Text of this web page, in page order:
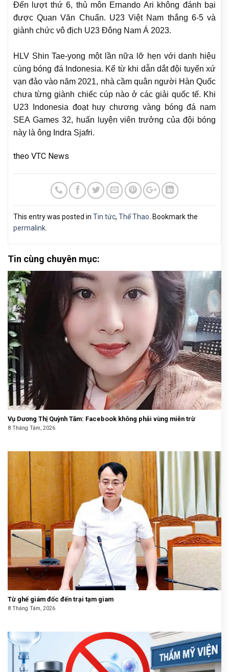
Đến lượt thứ 6, thủ môn Ernando Ari không đánh bại
được Quan Văn Chuẩn. U23 Việt Nam thắng 6-5 và
giành chức vô địch U23 Đông Nam Á 2023.
HLV Shin Tae-yong một lần nữa lỡ hẹn với danh hiệu
cùng bóng đá Indonesia. Kể từ khi dẫn dắt đội tuyển xứ
vạn đảo vào năm 2021, nhà cầm quân người Hàn Quốc
chưa từng giành chiếc cúp nào ở các giải quốc tế. Khi
U23 Indonesia đoạt huy chương vàng bóng đá nam
SEA Games 32, huấn luyện viên trưởng của đội bóng
này là ông Indra Sjafri.
theo VTC News
This entry was posted in Tin tức, Thể Thao . Bookmark the
permalink
Tin cùng chuyên mục:
Vụ Dương Thị Quỳnh Tâm: Facebook không phải vùng miễn trừ
8 Tháng Tám, 2026
Từ ghế giám đốc đến trại tạm giam
8 Tháng Tám, 2026